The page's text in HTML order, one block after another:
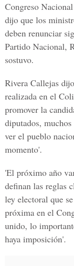
Congreso
dijo que los
deben renunciar
Partido Nacional,
sostuvo.
Rivera Callejas
realizada en el
promover la
diputados,
ver el pueblo
momento'.
'El próximo año
definan las reglas
ley electoral que
próxima en el
unido, lo
haya imposición'.